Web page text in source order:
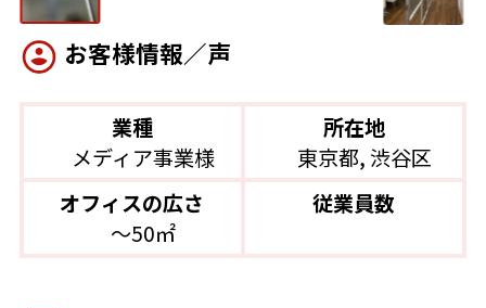
お客様情報／声
業種
メディア事業様
所在地
東京都, 渋谷区
オフィスの広さ
〜50㎡
従業員数